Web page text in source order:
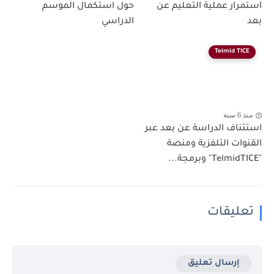
استمرار عملية التعليم عن
بعد
حول استكمال الموسم
الدراسي
Telmid TICE
منذ 6 سنة
استئناف الدراسة عن بعد عبر
القنوات التلفزية ومنصة
"TelmidTICE" وبرمجة...
تعليقات
إرسال تعليق